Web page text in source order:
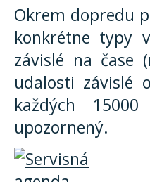
Okrem dopredu
konkrétne typy
závislé na čase
udalosti závislé
každých
upozornený.